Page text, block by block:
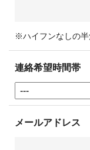
※ハイフンなしの
連絡希望時間帯
メールアドレス